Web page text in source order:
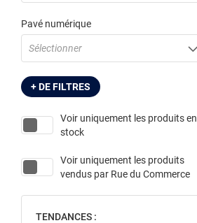
Pavé numérique
Sélectionner
+ DE FILTRES
Voir uniquement les produits en
stock
Voir uniquement les produits
vendus par Rue du Commerce
TENDANCES :